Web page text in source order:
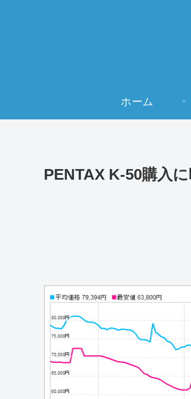
ホーム
PENTAX K-50購入に